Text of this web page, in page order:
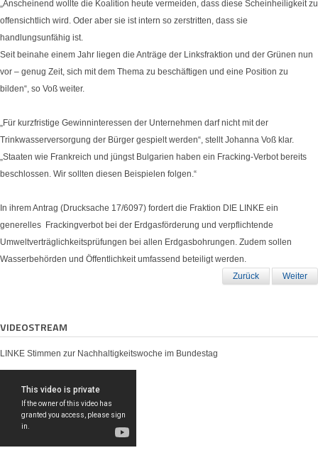
„Anscheinend wollte die Koalition heute vermeiden, dass diese Scheinheiligkeit zu
offensichtlich wird. Oder aber sie ist intern so zerstritten, dass sie
handlungsunfähig ist.
Seit beinahe einem Jahr liegen die Anträge der Linksfraktion und der Grünen nun
vor – genug Zeit, sich mit dem Thema zu beschäftigen und eine Position zu
bilden“, so Voß weiter.
„Für kurzfristige Gewinninteressen der Unternehmen darf nicht mit der
Trinkwasserversorgung der Bürger gespielt werden“, stellt Johanna Voß klar.
„Staaten wie Frankreich und jüngst Bulgarien haben ein Fracking-Verbot bereits
beschlossen. Wir sollten diesen Beispielen folgen.“
In ihrem Antrag (Drucksache 17/6097) fordert die Fraktion DIE LINKE ein
generelles Frackingverbot bei der Erdgasförderung und verpflichtende
Umweltverträglichkeitsprüfungen bei allen Erdgasbohrungen. Zudem sollen
Wasserbehörden und Öffentlichkeit umfassend beteiligt werden.
Zurück
Weiter
VIDEOSTREAM
LINKE Stimmen zur Nachhaltigkeitswoche im Bundestag